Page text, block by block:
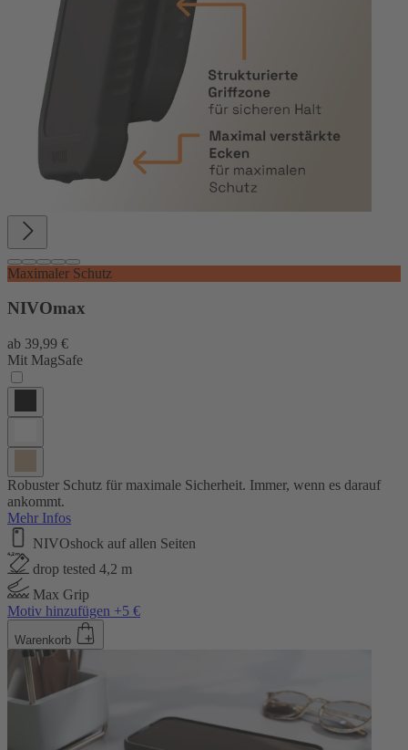
Maximaler Schutz
NIVOmax
ab 39,99 €
Mit MagSafe
Robuster Schutz für maximale Sicherheit. Immer, wenn es darauf
ankommt.
Mehr Infos
NIVOshock auf allen Seiten
drop tested 4,2 m
Max Grip
Motiv hinzufügen +5 €
Warenkorb